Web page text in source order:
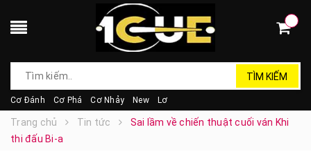
TÌM KIẾM
Cơ Đánh Cơ Phá Cơ Nhảy New Lơ
Trang chủ Tin tức
Sai lầm về chiến thuật cuối ván Khi
thi đấu Bi-a